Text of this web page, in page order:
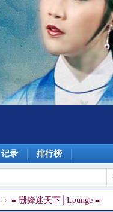
记录 排行榜
≡ 珊鋒迷天下│Lounge ≡